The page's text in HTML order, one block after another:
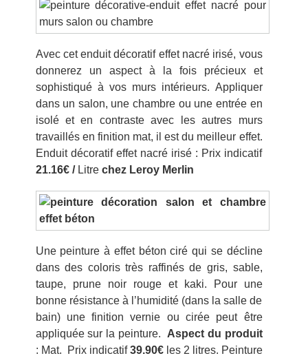
Avec cet enduit décoratif effet nacré irisé, vous
donnerez un aspect à la fois précieux et
sophistiqué à vos murs intérieurs. Appliquer
dans un salon, une chambre ou une entrée en
isolé et en contraste avec les autres murs
travaillés en finition mat, il est du meilleur effet.
Enduit décoratif effet nacré irisé : Prix indicatif
21.16€ / Litre chez Leroy Merlin
Une peinture à effet béton ciré qui se décline
dans des coloris très raffinés de gris, sable,
taupe, prune noir rouge et kaki. Pour une
bonne résistance à l’humidité (dans la salle de
bain) une finition vernie ou cirée peut être
appliquée sur la peinture. Aspect du produit
: Mat. Prix indicatif39.90€les 2 litres. Peinture